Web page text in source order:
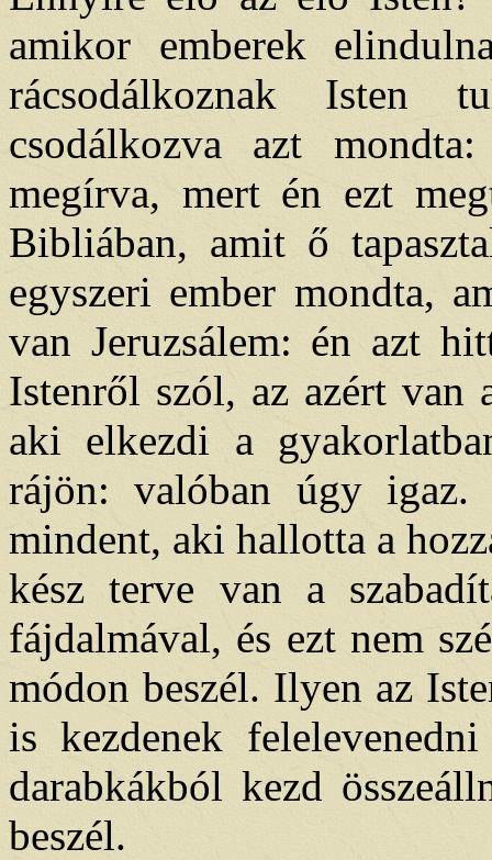
amikor emberek
rácsodálkoznak Isten
csodálkozva azt
megírva, mert én ezt
Bibliában, amit ő
egyszeri ember mondta,
van Jeruzsálem: én azt
Istenről szól, az azért van
aki elkezdi a
rájön: valóban úgy
mindent, aki hallotta a
kész terve van a
fájdalmával, és ezt nem
módon beszél. Ilyen az
is kezdenek
darabkákból kezd
beszél.